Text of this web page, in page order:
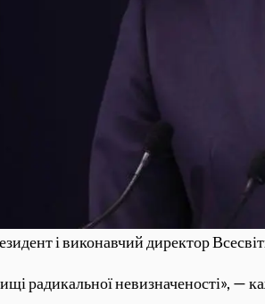
і виконавчий директор
радикальної невизначеності», —